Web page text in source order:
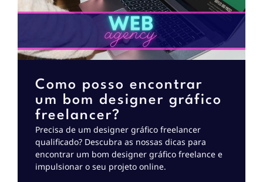
Como posso encontrar
um bom designer gráfico
freelancer?
Precisa de um designer gráfico freelancer
qualificado? Descubra as nossas dicas para
encontrar um bom designer gráfico freelance e
impulsionar o seu projeto online.